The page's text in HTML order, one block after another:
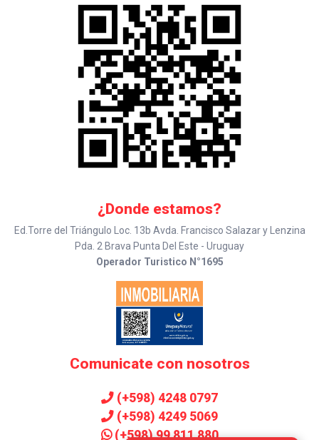
¿Donde estamos?
Ed.Torre del Triángulo Loc. 13b Avda. Francisco Salazar y Lenzina
Pda. 2 Brava Punta Del Este - Uruguay
Operador Turistico N°1695
Comunicate con nosotros
(+598) 4248 0797
(+598) 4249 5069
(+598) 99 811 880